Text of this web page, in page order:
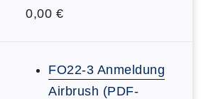
0,00 €
FO22-3 Anmeldung
Airbrush (PDF-